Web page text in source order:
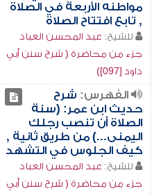
مواطنه الأربعة في الصلاة
, تابع افتتاح الصلاة
للشيخ: عبد المحسن العباد
جزء من محاضرة ( شرح سنن أبي
داود [097])
الفهرس: شرح
حديث ابن عمر: (سنة
الصلاة أن تنصب رجلك
اليمنى...) من طريق ثانية ,
كيف الجلوس في التشهد
للشيخ: عبد المحسن العباد
جزء من محاضرة ( شرح سنن أبي